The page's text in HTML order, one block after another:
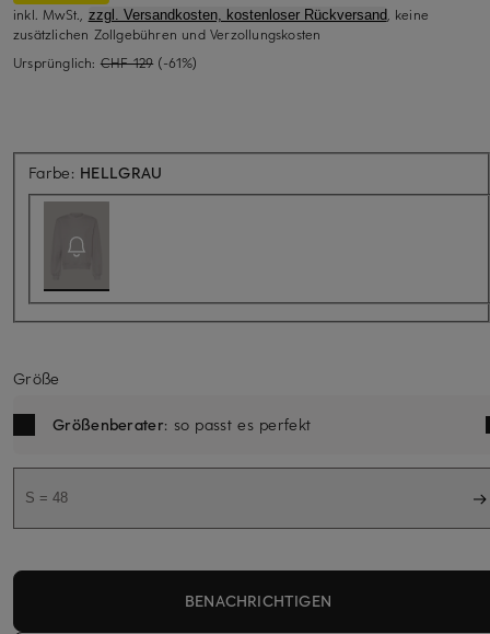
inkl. MwSt., zzgl. Versandkosten, kostenloser Rückversand, keine
zusätzlichen Zollgebühren und Verzollungskosten
Ursprünglich: CHF 129 (-61%)
Farbe: HELLGRAU
Größe
Größenberater: so passt es perfekt
S = 48
BENACHRICHTIGEN